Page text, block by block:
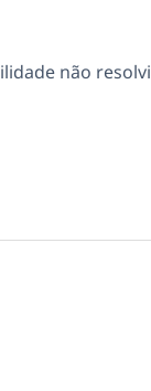
não